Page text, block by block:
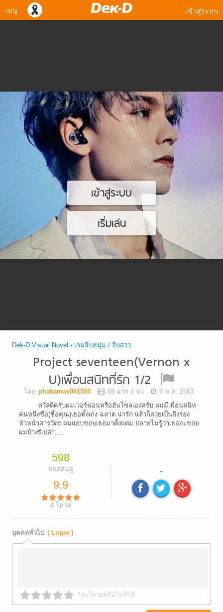
เมนู เข้าสู่ระบบ
เข้าสู่ระบบ
เริ่มเล่น
Dek-D Visual Novel › เกมจีบหนุ่ม / จีบสาว
Project seventeen(Vernon x
U)เพื่อนสนิทที่รัก 1/2
โดย phakamas061555 69 ฉาก 1 จบ
6 พ.ค. 2563
สวัสดีครับผมเวอร์นอนหรือฮันโซลเองครับ ผมมีเพื่อนสนิท
คนหนึ่งชื่อ(ชื่อคุณ)เธอทั้งเก่ง ฉลาด น่ารัก แล้วก็สวยเป็นถึงรอง
หัวหน้าสารวัตร ผมแอบชอบเธอมาตั้งแต่ม.ปลายไม่รู้ว่าเธอจะชอบ
ผมบ้างรึเปล่า.....
598
ยอดคนดู
9.9
4โหวต
-
บุคคลทั่วไป ( Login )
*จะโหวตหรือไม่ก็ได้